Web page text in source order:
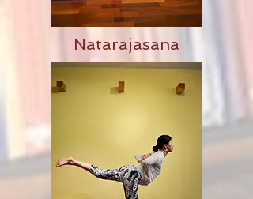
Natarajasana